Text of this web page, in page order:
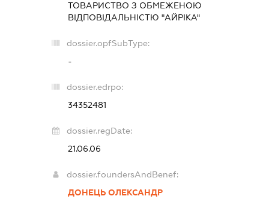
ТОВАРИСТВО З ОБМЕЖЕНОЮ
ВІДПОВІДАЛЬНІСТЮ "АЙРІКА"
dossier.opfSubType:
-
dossier.edrpo:
34352481
dossier.regDate:
21.06.06
dossier.foundersAndBenef:
ДОНЕЦЬ ОЛЕКСАНДР